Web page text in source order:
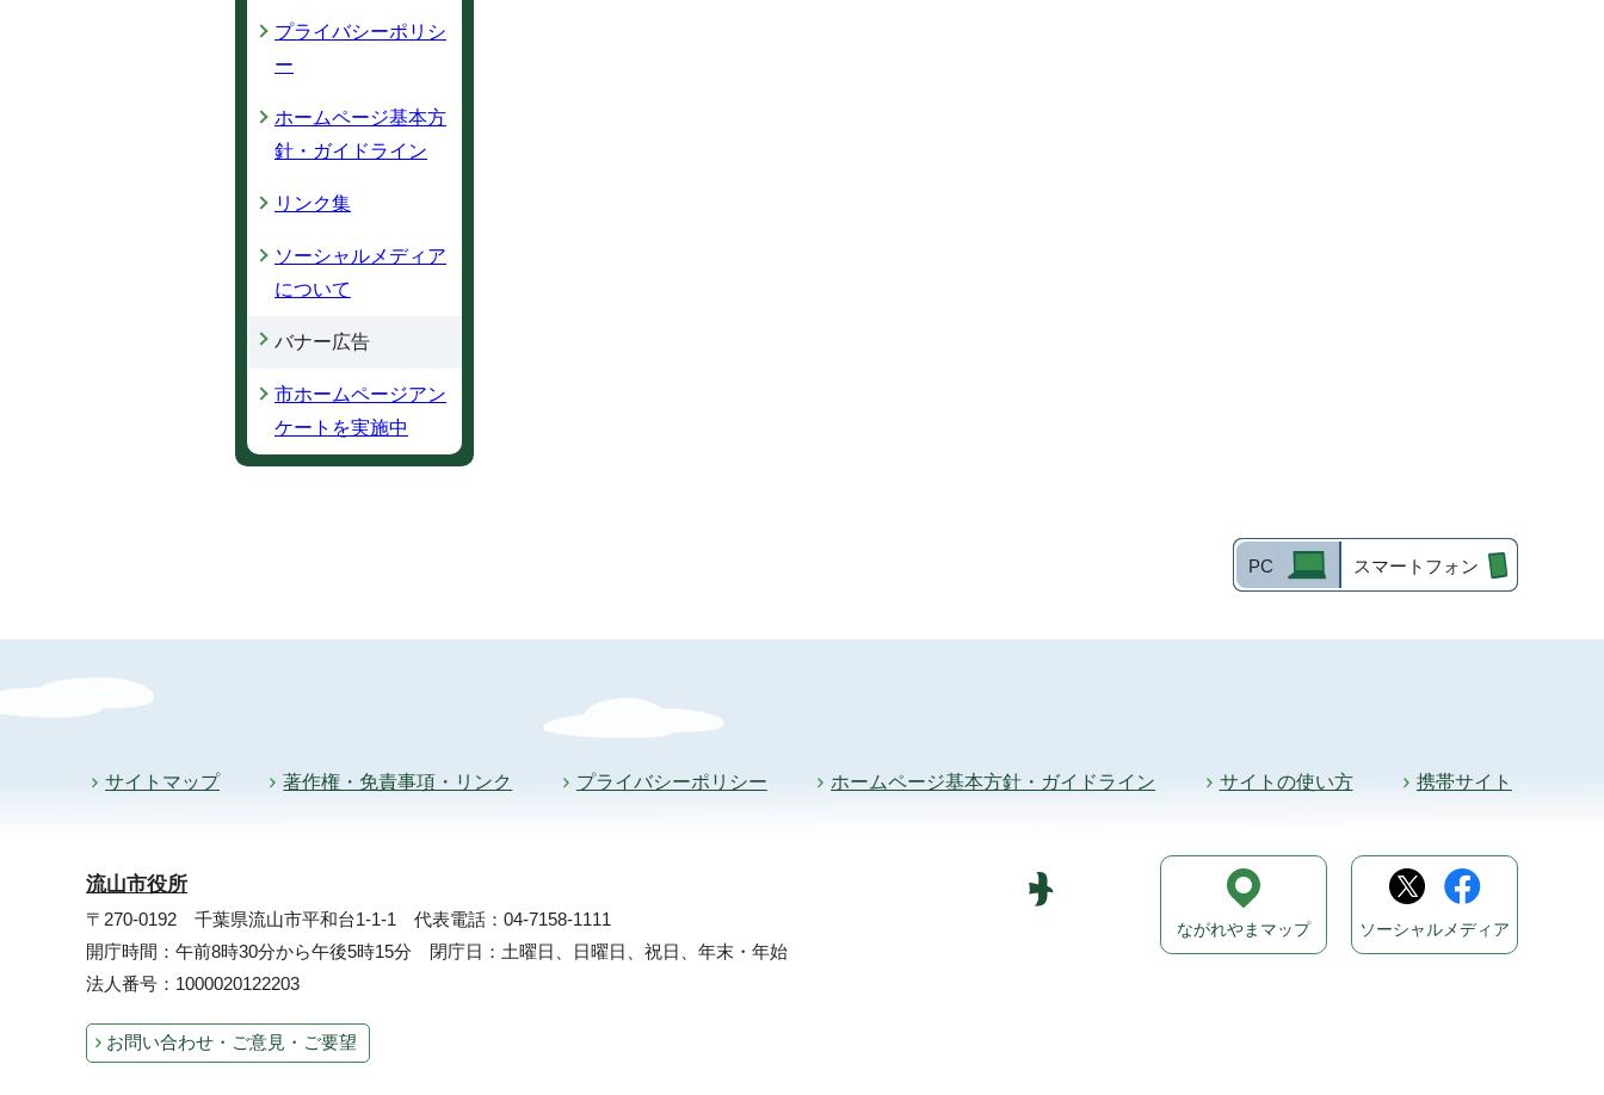
プライバシーポリシ
ー
ホームページ基本方
針・ガイドライン
リンク集
ソーシャルメディア
について
バナー広告
市ホームページアン
ケートを実施中
PC スマートフォン
サイトマップ 著作権・免責事項・リンク プライバシーポリシー ホームページ基本方針・ガイドライン サイトの使い方 携帯サイト
流山市役所
〒270-0192 千葉県流山市平和台1-1-1 代表電話：04-7158-1111
開庁時間：午前8時30分から午後5時15分 閉庁日：土曜日、日曜日、祝日、年末・年始
法人番号：1000020122203
お問い合わせ・ご意見・ご要望
ながれやまマップ ソーシャルメディア